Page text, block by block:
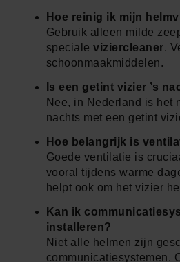
Hoe reinig ik mijn
Gebruik alleen milde
specialeviziercleaner.
schoonmaakmiddelen.
Is een getint vizier ’s
Nee, in Nederland is het
nachts met een getint
Hoe belangrijk is
Goede ventilatie is
vooral tijdens warme
helpt ook om het vizier
Kan ik
installeren?
Niet alle helmen zijn
communicatiesystemen.